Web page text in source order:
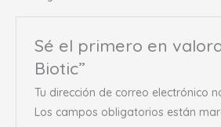
Sé el primero en
Biotic”
Tu dirección de correo electrónico
Los campos obligatorios están